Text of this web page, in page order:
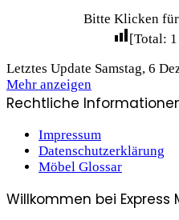
Bitte Klicken
[Total: 1
Letztes Update Samstag, 6
Mehr anzeigen
Rechtliche
Impressum
Datenschutzerklärung
Möbel Glossar
Willkommen bei Express